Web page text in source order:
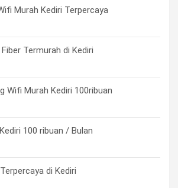
Murah Kediri Terpercaya
Termurah di Kediri
Wifi Murah Kediri 100ribuan
100 ribuan / Bulan
di Kediri